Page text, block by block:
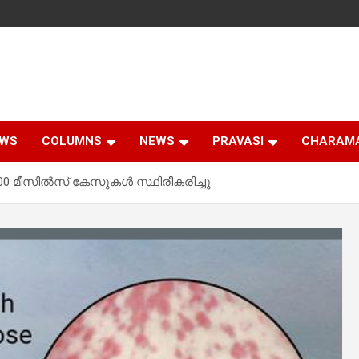
COLUMNS NEWS PRAVASI
മീസിൽസ് കേസുകൾ സ്ഥിരീകരിച്ചു